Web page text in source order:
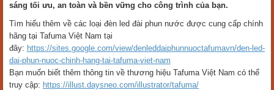
sáng tối ưu, an toàn và bền vững cho công trình của bạn.
Tìm hiểu thêm về các loại đèn led đài phun nước được cung cấp chính
hãng tại Tafuma Việt Nam tại
đây: https://sites.google.com/view/denleddaiphunnuoctafumavn/den-led-
dai-phun-nuoc-chinh-hang-tai-tafuma-viet-nam
Bạn muốn biết thêm thông tin về thương hiệu Tafuma Việt Nam có thể
truy cập: https://illust.daysneo.com/illustrator/tafuma/